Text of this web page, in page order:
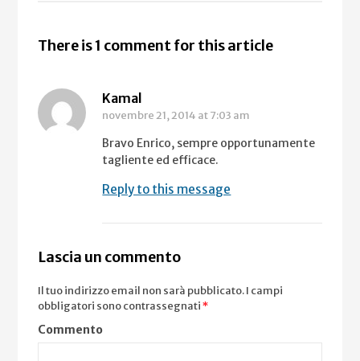
There is 1 comment for this article
Kamal
novembre 21, 2014 at 7:03 am
Bravo Enrico, sempre opportunamente
tagliente ed efficace.
Reply to this message
Lascia un commento
Il tuo indirizzo email non sarà pubblicato.I campi
obbligatori sono contrassegnati*
Commento